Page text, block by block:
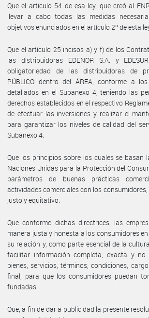
Que el artículo 54 de esa ley, que creó al
llevar a cabo todas las medidas
objetivos enunciados en el artículo 2º de esta
Que el artículo 25 incisos a) y f) de los
las distribuidoras EDENOR S.A. y
obligatoriedad de las distribuidoras de
PÚBLICO dentro del ÁREA, conforme a
detallados en el Subanexo 4, teniendo las
derechos establecidos en el respectivo
de efectuar las inversiones y realizar el
para garantizar los niveles de calidad del
Subanexo 4.
Que los principios sobre los cuales se basan
Naciones Unidas para la Protección del
parámetros de buenas prácticas
actividades comerciales con los
justo y equitativo.
Que conforme dichas directrices, las
manera justa y honesta a los consumidores
su relación y, como parte esencial de la
facilitar información completa, exacta y no
bienes, servicios, términos, condiciones,
final, para que los consumidores puedan
fundadas.
Que, a fin de dar a publicidad la presente